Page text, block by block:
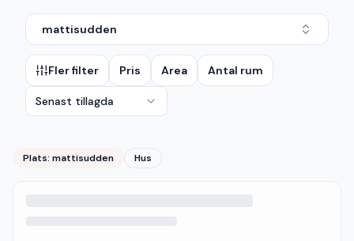
mattisudden
Fler filter Pris Area Antal rum
Senast tillagda
Plats: mattisudden Hus